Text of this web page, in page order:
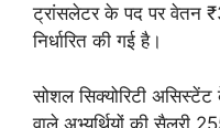
ट्रांसलेटर के पद पर वेतन
निर्धारित की गई है।
सोशल सिक्योरिटी